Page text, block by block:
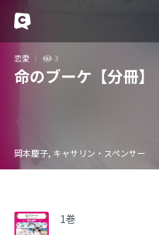
恋愛 3
命のブーケ【分冊】
岡本慶子, キャサリン・スペンサー
1巻